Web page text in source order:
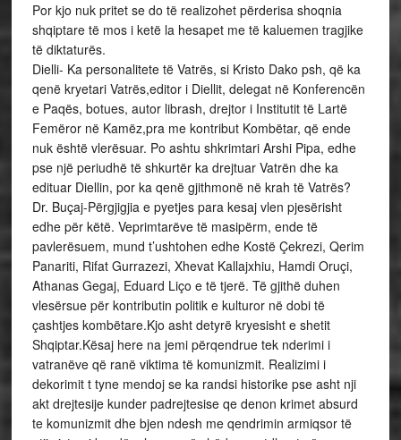
Por kjo nuk pritet se do të realizohet përderisa shoqnia
shqiptare të mos i ketë la hesapet me të kaluemen tragjike
të diktaturës.
Dielli- Ka personalitete të Vatrës, si Kristo Dako psh, që ka
qenë kryetari Vatrës,editor i Diellit, delegat në Konferencën
e Paqës, botues, autor librash, drejtor i Institutit të Lartë
Femëror në Kamëz,pra me kontribut Kombëtar, që ende
nuk është vlerësuar. Po ashtu shkrimtari Arshi Pipa, edhe
pse një periudhë të shkurtër ka drejtuar Vatrën dhe ka
edituar Diellin, por ka qenë gjithmonë në krah të Vatrës?
Dr. Buçaj-Përgjigjia e pyetjes para kesaj vlen pjesërisht
edhe për këtë. Veprimtarëve të masipërm, ende të
pavlerësuem, mund t’ushtohen edhe Kostë Çekrezi, Qerim
Panariti, Rifat Gurrazezi, Xhevat Kallajxhiu, Hamdi Oruçi,
Athanas Gegaj, Eduard Liço e të tjerë. Të gjithë duhen
vlesërsue për kontributin politik e kulturor në dobi të
çashtjes kombëtare.Kjo asht detyrë kryesisht e shetit
Shqiptar.Kësaj here na jemi përqendrue tek nderimi i
vatranëve që ranë viktima të komunizmit. Realizimi i
dekorimit t tyne mendoj se ka randsi historike pse asht nji
akt drejtesije kunder padrejtesise qe denon krimet absurd
te komunizmit dhe bjen ndesh me qendrimin armiqsor të